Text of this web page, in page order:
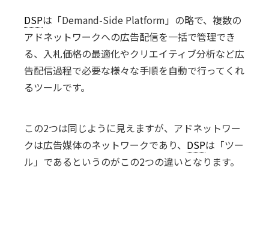
DSPは「Demand-Side Platform」の略で、複数の
アドネットワークへの広告配信を一括で管理でき
る、入札価格の最適化やクリエイティブ分析など広
告配信過程で必要な様々な手順を自動で行ってくれ
るツールです。
この2つは同じように見えますが、アドネットワー
クは広告媒体のネットワークであり、 DSPは「ツー
ル」であるというのがこの2つの違いとなります。